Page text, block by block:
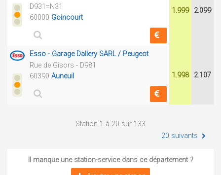
D931=N31
60000 Goincourt
1.999 2.099
Esso - Garage Dallery SARL / Peugeot
Rue de Gisors - D981
60390 Auneuil 1.998 2.107
Station 1 à 20 sur 133
20 suivants
Il manque une station-service dans ce département ?